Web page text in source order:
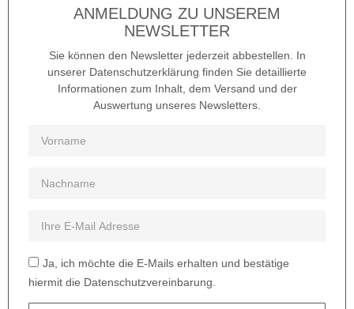
ANMELDUNG ZU UNSEREM
NEWSLETTER
Sie können den Newsletter jederzeit abbestellen. In
unserer Datenschutzerklärung finden Sie detaillierte
Informationen zum Inhalt, dem Versand und der
Auswertung unseres Newsletters.
Ja, ich möchte die E-Mails erhalten und bestätige
hiermit die Datenschutzvereinbarung.